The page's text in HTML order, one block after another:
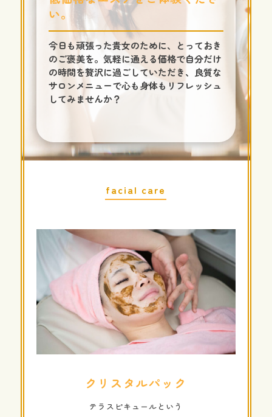
い。
今日も頑張った貴女のために、とっておき
のご褒美を。気軽に通える価格で自分だけ
の時間を贅沢に過ごしていただき、良質な
サロンメニューで心も身体もリフレッシュ
してみませんか？
facial care
クリスタルパック
テラスピキュールという